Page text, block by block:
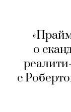
о
с